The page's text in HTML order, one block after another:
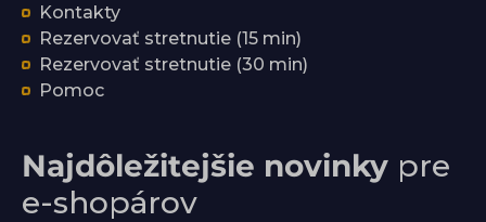
Kontakty
Rezervovať stretnutie (15 min)
Rezervovať stretnutie (30 min)
Pomoc
Najdôležitejšie novinky pre
e-shopárov